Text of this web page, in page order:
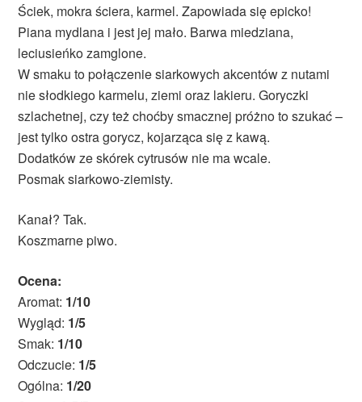
Ściek, mokra ściera, karmel. Zapowiada się epicko!
Piana mydlana i jest jej mało. Barwa miedziana,
leciusieńko zamglone.
W smaku to połączenie siarkowych akcentów z nutami
nie słodkiego karmelu, ziemi oraz lakieru. Goryczki
szlachetnej, czy też choćby smacznej próżno to szukać –
jest tylko ostra gorycz, kojarząca się z kawą.
Dodatków ze skórek cytrusów nie ma wcale.
Posmak siarkowo-ziemisty.
Kanał? Tak.
Koszmarne piwo.
Ocena:
Aromat: 1/10
Wygląd: 1/5
Smak: 1/10
Odczucie: 1/5
Ogólna: 1/20